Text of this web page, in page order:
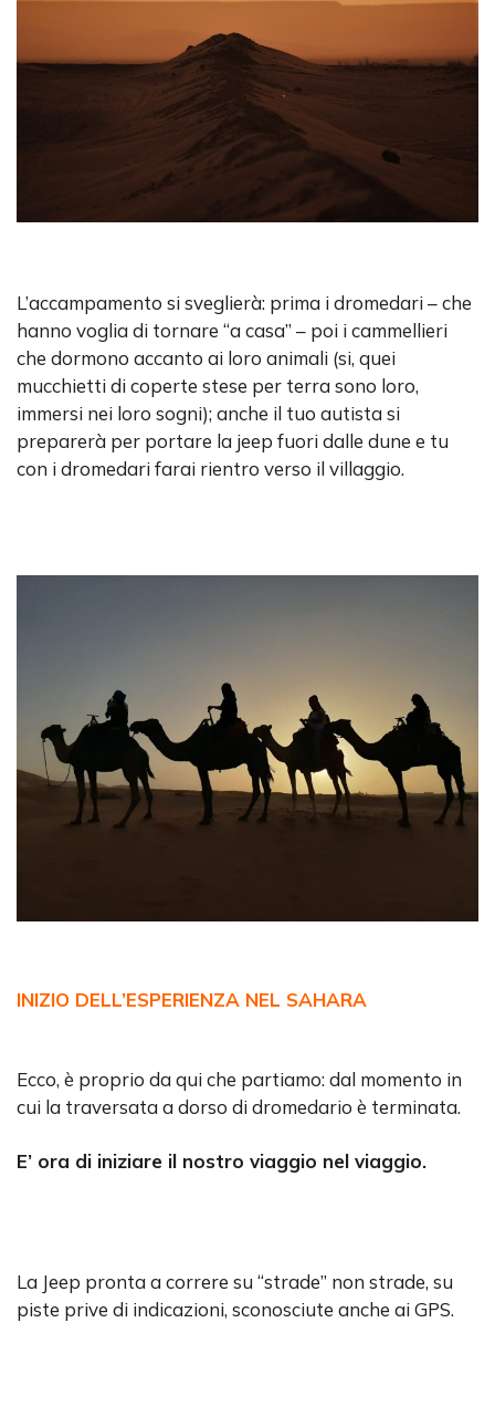
L’accampamento si sveglierà: prima i dromedari – che
hanno voglia di tornare “a casa” – poi i cammellieri
che dormono accanto ai loro animali (si, quei
mucchietti di coperte stese per terra sono loro,
immersi nei loro sogni); anche il tuo autista si
preparerà per portare la jeep fuori dalle dune e tu
con i dromedari farai rientro verso il villaggio.
INIZIO DELL’ESPERIENZA NEL SAHARA
Ecco, è proprio da qui che partiamo: dal momento in
cui la traversata a dorso di dromedario è terminata.
E’ ora di iniziare il nostro viaggio nel viaggio.
La Jeep pronta a correre su “strade” non strade, su
piste prive di indicazioni, sconosciute anche ai GPS.